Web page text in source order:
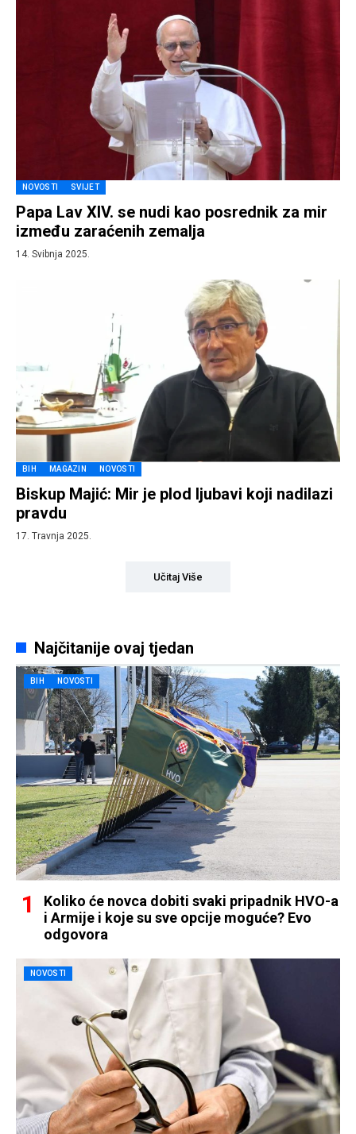
NOVOSTI SVIJET
Papa Lav XIV. se nudi kao posrednik za mir
između zaraćenih zemalja
14. Svibnja 2025.
BIH MAGAZIN NOVOSTI
Biskup Majić: Mir je plod ljubavi koji nadilazi
pravdu
17. Travnja 2025.
Učitaj Više
Najčitanije ovaj tjedan
BIH NOVOSTI
Koliko će novca dobiti svaki pripadnik HVO-a
i Armije i koje su sve opcije moguće? Evo
odgovora
NOVOSTI